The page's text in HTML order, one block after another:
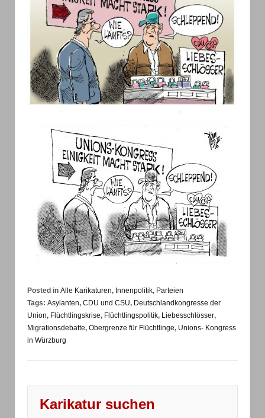
Posted in Alle Karikaturen, Innenpolitik, Parteien
Tags: Asylanten, CDU und CSU, Deutschlandkongresse der
Union, Flüchtlingskrise, Flüchtlingspolitik, Liebesschlösser,
Migrationsdebatte, Obergrenze für Flüchtlinge, Unions- Kongress
in Würzburg
Karikatur suchen